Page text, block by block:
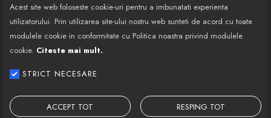
Acest site web foloseste cookie-uri pentru a imbunatati experienta
utilizatorului. Prin utilizarea site-ului nostru web sunteti de acord cu toate
modulele cookie in conformitate cu Politica noastra privind modulele
cookie. Citeste mai mult.
STRICT NECESARE
ACCEPT TOT RESPING TOT
Call Center: 0377 100 941
Program de lucru: Luni-Vineri
08:00 - 18:00
Email: contact@bestautovest.ro
SRL CUI: 32372789, Reg.Com.:
J02/1129/2013